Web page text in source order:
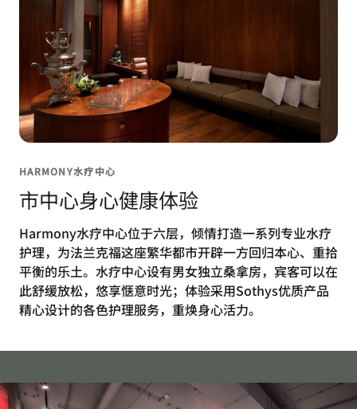
HARMONY水疗中心
市中心身心健康体验
Harmony水疗中心位于六层，倾情打造一系列专业水疗
护理，为法兰克福这座繁华都市开辟一方回归本心、重拾
平衡的乐土。水疗中心设有男女独立桑拿房，宾客可以在
此舒缓放松，悠享惬意时光；体验采用Sothys优质产品
精心设计的各色护理服务，重焕身心活力。